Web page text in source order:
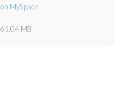
61.04 MB